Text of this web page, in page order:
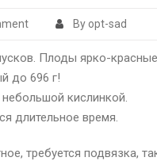
By opt-sad
Плоды ярко-
до 696 г!
кислинкой.
длительное время.
требуется подвязка,